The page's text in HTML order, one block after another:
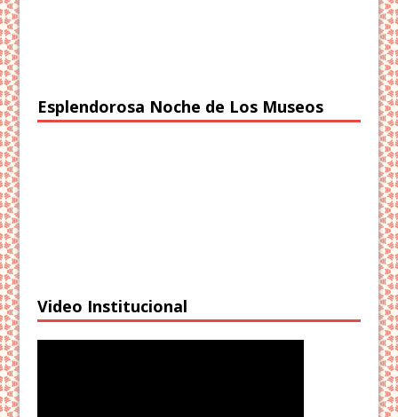
Esplendorosa Noche de Los Museos
Video Institucional